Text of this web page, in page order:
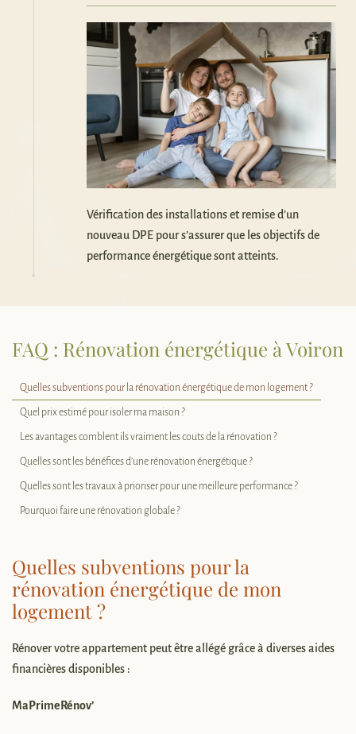
Vérification des installations et remise d’un
nouveau DPE pour s’assurer que les objectifs de
performance énergétique sont atteints.
FAQ : Rénovation énergétique à Voiron
Quelles subventions pour la rénovation énergétique de mon logement ?
Quel prix estimé pour isoler ma maison ?
Les avantages comblent ils vraiment les couts de la rénovation ?
Quelles sont les bénéfices d’une rénovation énergétique ?
Quelles sont les travaux à prioriser pour une meilleure performance ?
Pourquoi faire une rénovation globale ?
Quelles subventions pour la
rénovation énergétique de mon
logement ?
Rénover votre appartement peut être allégé grâce à diverses aides
financières disponibles :
MaPrimeRénov’